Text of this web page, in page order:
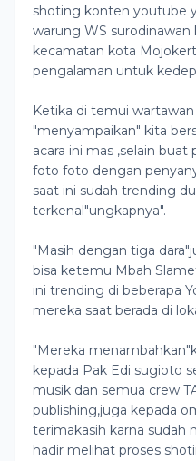
shoting konten youtube
warung WS
kecamatan kota
pengalaman untuk
Ketika di temui
"menyampaikan" kita
acara ini mas ,selain
foto foto dengan
saat ini sudah trending
terkenal"ungkapnya".
"Masih dengan tiga
bisa ketemu Mbah
ini trending di beberapa
mereka saat berada di
"Mereka
kepada Pak Edi sugioto
musik dan semua crew
publishing,juga kepada
terimakasih karna
hadir melihat proses